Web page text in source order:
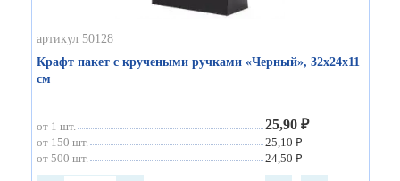
артикул 50128
Крафт пакет с кручеными ручками «Черный», 32х24х11
см
от 1 шт. 25,90 ₽
от 150 шт.
25,10 ₽
от 500 шт.
24,50 ₽